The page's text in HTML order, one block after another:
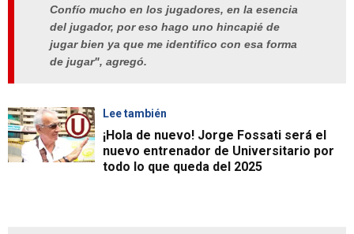
Confío mucho en los jugadores, en la esencia
del jugador, por eso hago uno hincapié de
jugar bien ya que me identifico con esa forma
de jugar", agregó.
Lee también
¡Hola de nuevo! Jorge Fossati será el
nuevo entrenador de Universitario por
todo lo que queda del 2025